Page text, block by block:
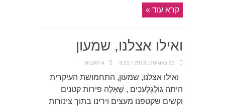
קרא עוד »
ואילו אצלנו, שמעון
23 באוגוסט, 2013 | 3:21 4 תגובות
ואילו אצלנו, שמעון, התחמושת העיקרית
היתה גוּלְגָלָעכִים , שֶׁאֵלֶה פירות קטנים
וקשים שקטפנו מעצים וירינו בתוך צינורות